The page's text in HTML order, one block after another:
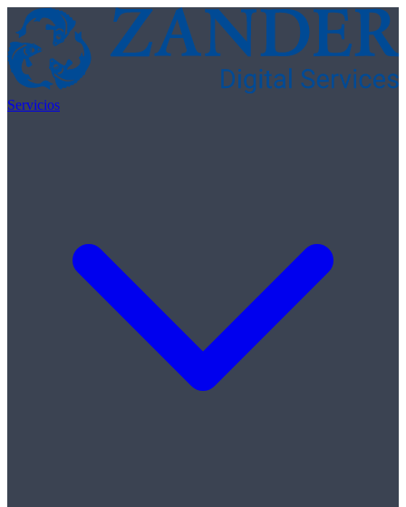
Skip to content
Servicios